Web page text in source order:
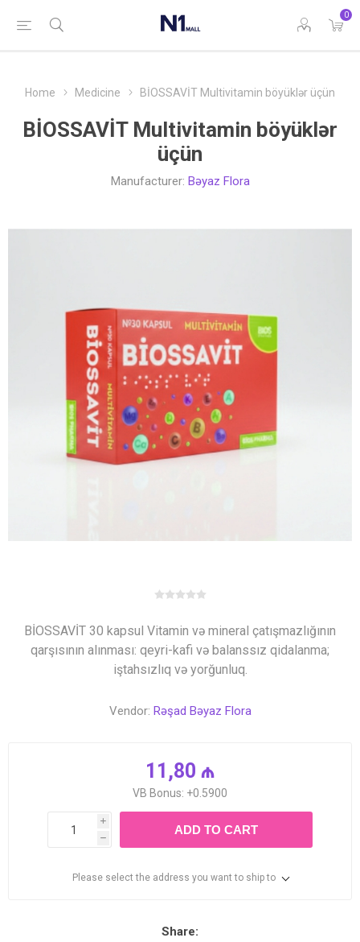
0
Home Medicine BİOSSAVİT Multivitamin böyüklər üçün
BİOSSAVİT Multivitamin böyüklər
üçün
Manufacturer: Bəyaz Flora
BİOSSAVİT 30 kapsul Vitamin və mineral çatışmazlığının
qarşısının alınması: qeyri-kafi və balanssız qidalanma;
iştahsızlıq və yorğunluq.
Vendor: Rəşad Bəyaz Flora
11,80 ₼
VB Bonus: +0.5900
i
h
ADD TO CART
Please select the address you want to ship to
Share: